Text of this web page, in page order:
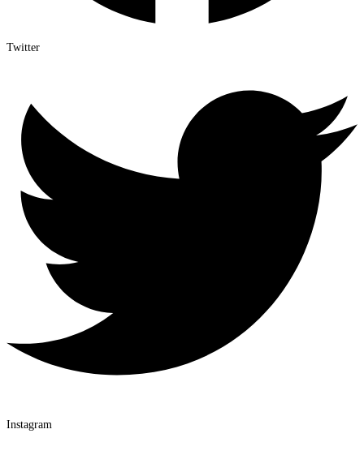
Twitter
Instagram